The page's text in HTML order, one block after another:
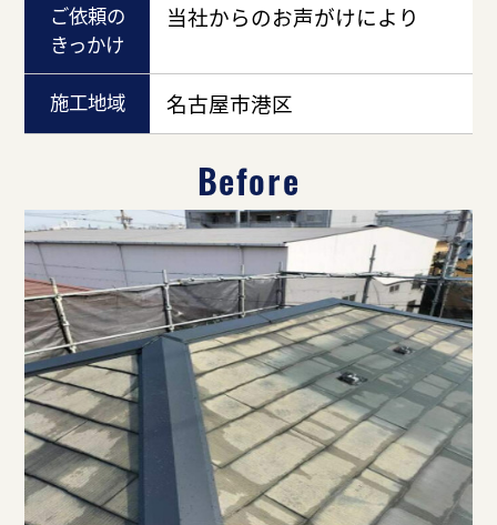
ご依頼の
きっかけ
当社からのお声がけにより
施工地域 名古屋市港区
Before